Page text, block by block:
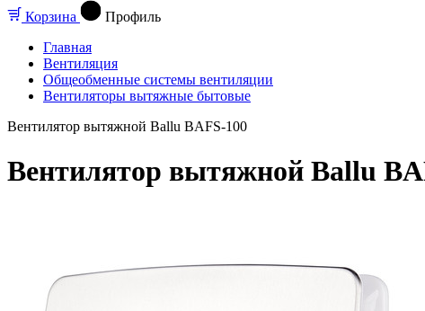
Корзина
Профиль
Главная
Вентиляция
Общеобменные системы вентиляции
Вентиляторы вытяжные бытовые
Вентилятор вытяжной Ballu BAFS-100
Вентилятор вытяжной Ballu